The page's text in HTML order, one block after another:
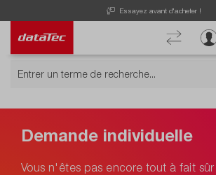
Essayez avant d'acheter !
Demande individuelle
Vous n'êtes pas encore tout à fait sûr